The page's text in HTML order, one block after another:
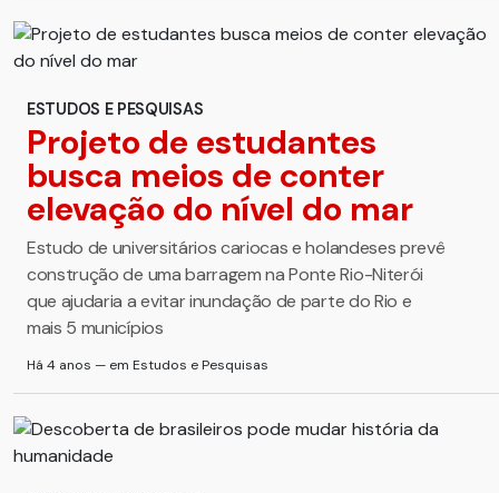
ESTUDOS E PESQUISAS
Projeto de estudantes
busca meios de conter
elevação do nível do mar
Estudo de universitários cariocas e holandeses prevê
construção de uma barragem na Ponte Rio-Niterói
que ajudaria a evitar inundação de parte do Rio e
mais 5 municípios
Há 4 anos — em Estudos e Pesquisas